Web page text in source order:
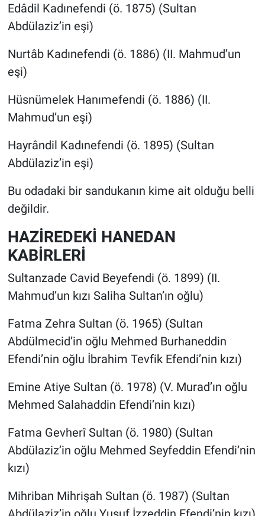
Edâdil Kadınefendi (ö. 1875) (Sultan
Abdülaziz’in eşi)
Nurtâb Kadınefendi (ö. 1886) (II. Mahmud’un
eşi)
Hüsnümelek Hanımefendi (ö. 1886) (II.
Mahmud’un eşi)
Hayrândil Kadınefendi (ö. 1895) (Sultan
Abdülaziz’in eşi)
Bu odadaki bir sandukanın kime ait olduğu belli
değildir.
HAZİREDEKİ HANEDAN
KABİRLERİ
Sultanzade Cavid Beyefendi (ö. 1899) (II.
Mahmud’un kızı Saliha Sultan’ın oğlu)
Fatma Zehra Sultan (ö. 1965) (Sultan
Abdülmecid’in oğlu Mehmed Burhaneddin
Efendi’nin oğlu İbrahim Tevfik Efendi’nin kızı)
Emine Atiye Sultan (ö. 1978) (V. Murad’ın oğlu
Mehmed Salahaddin Efendi’nin kızı)
Fatma Gevherî Sultan (ö. 1980) (Sultan
Abdülaziz’in oğlu Mehmed Seyfeddin Efendi’nin
kızı)
Mihriban Mihrişah Sultan (ö. 1987) (Sultan